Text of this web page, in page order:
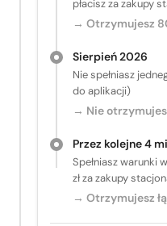
płacisz za zakupy
→ Otrzymujesz
Sierpień 2026
Nie spełniasz
do aplikacji)
→ Nie
Przez kolejne 4
Spełniasz warunki
zł za zakupy
→ Otrzymujesz